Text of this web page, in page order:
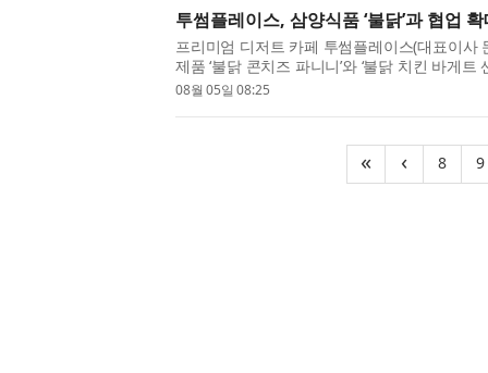
투썸플레이스, 삼양식품 ‘불닭’과 협업
프리미엄 디저트 카페 투썸플레이스(대표이사
제품 ‘불닭 콘치즈 파니니’와 ‘불닭 치킨 바게
식품의 ‘불닭’이 전 세계 소비자에게 사랑받는
08월 05일 08:25
« ‹ 8 9